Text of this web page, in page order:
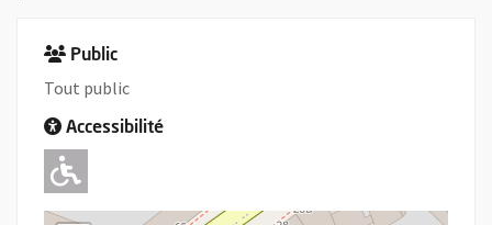
Public
Tout public
Accessibilité
Adapté pour l'handicap Moteur